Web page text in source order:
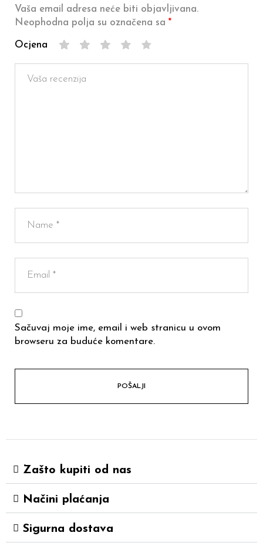
Vaša email adresa neće biti objavljivana.
Neophodna polja su označena sa *
Ocjena
Sačuvaj moje ime, email i web stranicu u ovom
browseru za buduće komentare.
Zašto kupiti od nas
Načini plaćanja
Sigurna dostava